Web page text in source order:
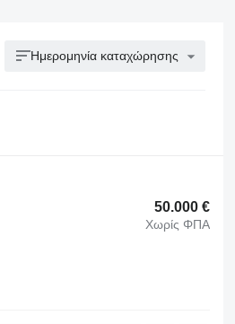
Ημερομηνία καταχώρησης
50.000 €
Χωρίς ΦΠΑ